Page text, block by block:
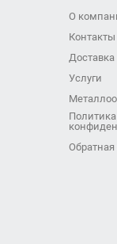
О
Контакты
Доставка
Услуги
Политика
Обратная